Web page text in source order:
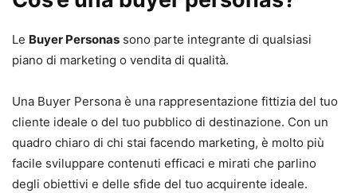
Le Buyer Personas sono parte integrante di qualsiasi
piano di marketing o vendita di qualità.
Una Buyer Persona è una rappresentazione fittizia del tuo
cliente ideale o del tuo pubblico di destinazione. Con un
quadro chiaro di chi stai facendo marketing, è molto più
facile sviluppare contenuti efficaci e mirati che parlino
degli obiettivi e delle sfide del tuo acquirente ideale.